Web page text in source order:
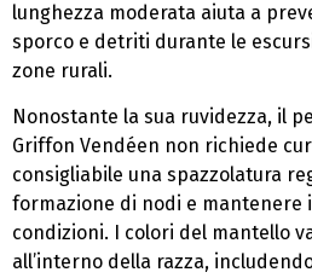
lunghezza moderata aiuta a
sporco e detriti durante le
zone rurali.
Nonostante la sua ruvidezza, il
Griffon Vendéen non richiede
consigliabile una spazzolatura
formazione di nodi e mantenere
condizioni. I colori del mantello
all’interno della razza,